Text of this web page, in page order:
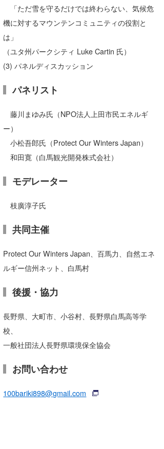
「ただ雪を守るだけでは終わらない、気候危
機に対するマウンテンコミュニティの役割と
は」
（ユタ州パークシティ Luke Cartin 氏）
(3) パネルディスカッション
パネリスト
藤川まゆみ氏（NPO法人上田市民エネルギ
ー）
小松吾郎氏（Protect Our Winters Japan）
和田寛（白馬観光開発株式会社）
モデレーター
枝廣淳子氏
共同主催
Protect Our Winters Japan、百馬力、自然エネ
ルギー信州ネット、白馬村
後援・協力
長野県、大町市、小谷村、長野県白馬高等学
校、
一般社団法人長野県環境保全協会
お問い合わせ
100bariki898@gmail.com